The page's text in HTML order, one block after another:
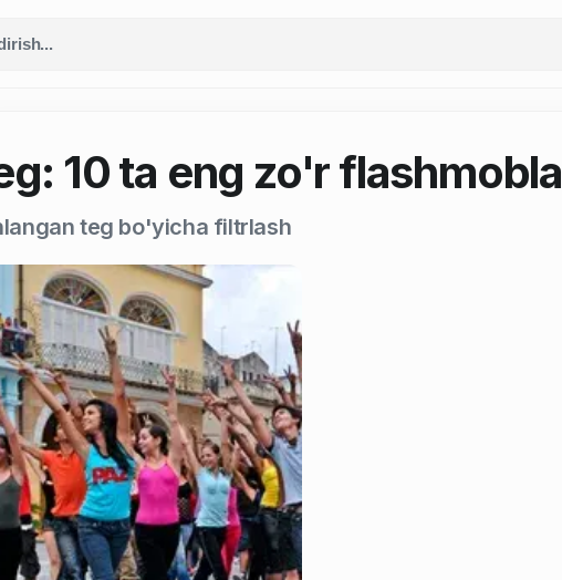
10 ta eng zo'r flashmobla
teg bo'yicha filtrlash